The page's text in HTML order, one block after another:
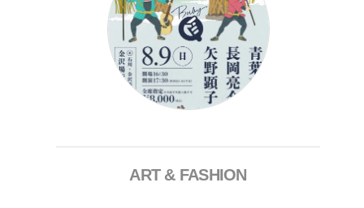
ART & FASHION